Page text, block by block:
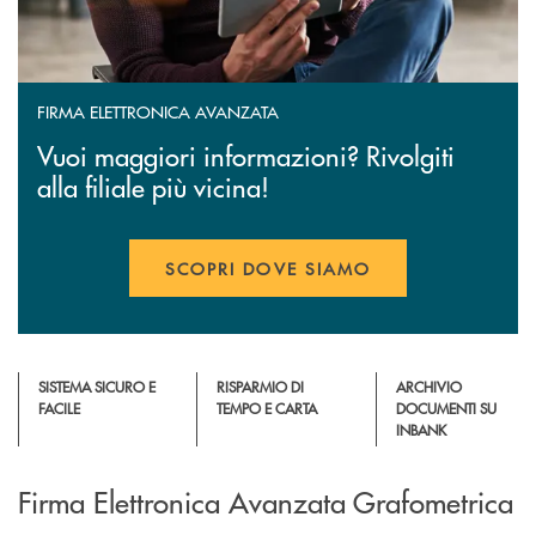
FIRMA ELETTRONICA AVANZATA
Vuoi maggiori informazioni? Rivolgiti
alla filiale più vicina!
SCOPRI DOVE SIAMO
SISTEMA SICURO E
FACILE
RISPARMIO DI
TEMPO E CARTA
ARCHIVIO
DOCUMENTI SU
INBANK
Firma Elettronica Avanzata Grafometrica